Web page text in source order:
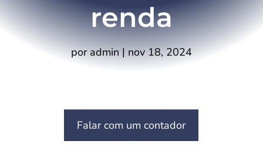
renda
poradmin|nov 18, 2024
Falar com um contador